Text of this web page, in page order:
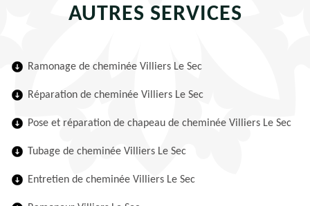
AUTRES SERVICES
Ramonage de cheminée Villiers Le Sec
Réparation de cheminée Villiers Le Sec
Pose et réparation de chapeau de cheminée Villiers Le Sec
Tubage de cheminée Villiers Le Sec
Entretien de cheminée Villiers Le Sec